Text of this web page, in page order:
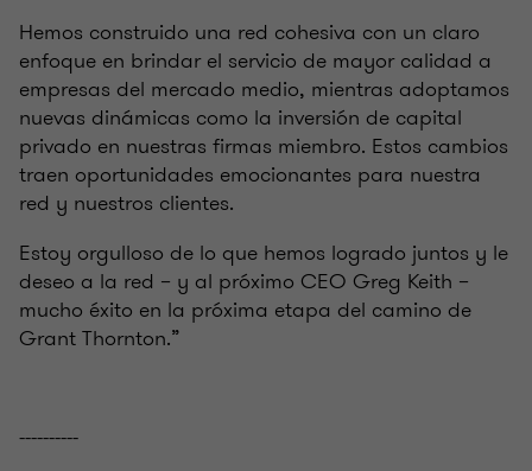
Hemos construido una red cohesiva con un claro
enfoque en brindar el servicio de mayor calidad a
empresas del mercado medio, mientras adoptamos
nuevas dinámicas como la inversión de capital
privado en nuestras firmas miembro. Estos cambios
traen oportunidades emocionantes para nuestra
red y nuestros clientes.
Estoy orgulloso de lo que hemos logrado juntos y le
deseo a la red – y al próximo CEO Greg Keith –
mucho éxito en la próxima etapa del camino de
Grant Thornton.”
----------